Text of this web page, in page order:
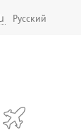
Русский